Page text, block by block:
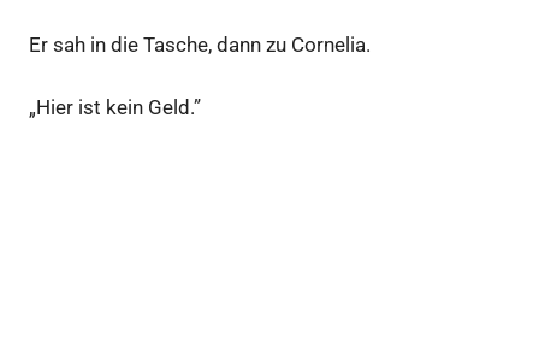
Er sah in die Tasche, dann zu Cornelia.
„Hier ist kein Geld.”